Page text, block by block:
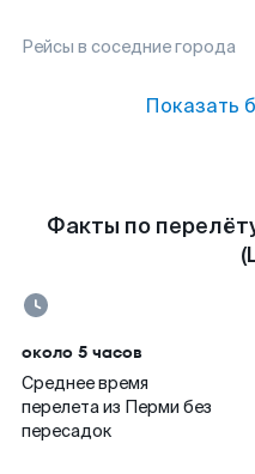
Рейсы в соседние города
Показать
Факты по
около 5 часов
Среднее время
перелета из Перми без
пересадок